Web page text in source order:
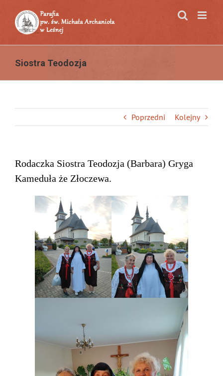
zawartości
Siostra Teodozja
Poprzedni Kolejny
Rodaczka Siostra Teodozja (Barbara) Gryga
Kameduła że Złoczewa.